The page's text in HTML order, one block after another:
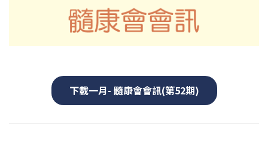
下載一月- 髓康會會訊(第52期)